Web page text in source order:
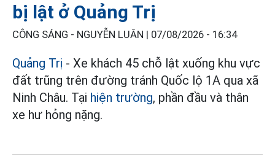
bị lật ở Quảng Trị
CÔNG SÁNG - NGUYỄN LUÂN | 07/08/2026 - 16:34
Quảng Trị - Xe khách 45 chỗ lật xuống khu vực
đất trũng trên đường tránh Quốc lộ 1A qua xã
Ninh Châu. Tại hiện trường, phần đầu và thân
xe hư hỏng nặng.